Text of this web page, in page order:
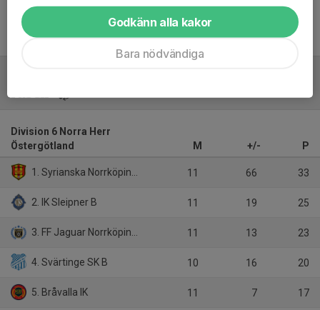
Inget referat skrivet
Tabell
Division 6 Norra Herr
Östergötland
M +/- P
1. Syrianska Norrköping IK 11 66 33
2. IK Sleipner B 11 19 25
3. FF Jaguar Norrköping B 11 13 23
4. Svärtinge SK B 10 16 20
5. Bråvalla IK 11 7 17
Godkänn alla kakor
Bara nödvändiga